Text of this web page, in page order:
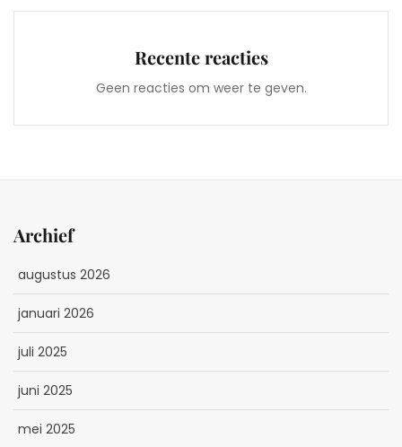
Recente reacties
Geen reacties om weer te geven.
Archief
augustus 2026
januari 2026
juli 2025
juni 2025
mei 2025